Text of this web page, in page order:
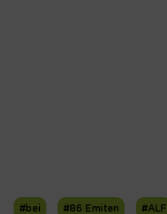
#bei #86 Emiten #ALF